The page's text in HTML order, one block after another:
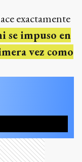
exactamente
se impuso en
vez como